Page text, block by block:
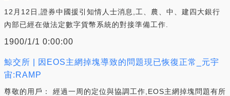
12月12日,證券中國援引知情人士消息,工、農、中、建四大銀行
內部已經在做法定數字貨幣系統的對接準備工作.
1900/1/1 0:00:00
鯨交所 | 因EOS主網掉塊導致的問題現已恢復正常_元宇
宙:RAMP
尊敬的用戶： 經過一周的定位與協調工作,EOS主網掉塊問題有所